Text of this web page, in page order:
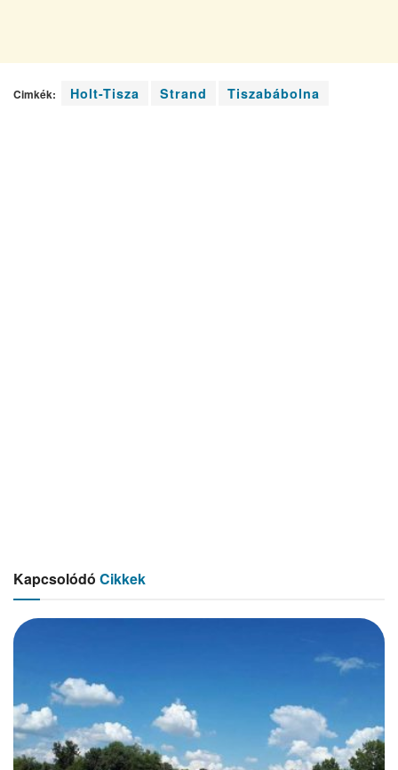
Cimkék: Holt-Tisza Strand Tiszabábolna
Kapcsolódó Cikkek